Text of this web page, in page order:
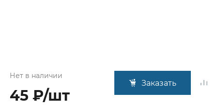
Нет в наличии
45 ₽/шт
Заказать